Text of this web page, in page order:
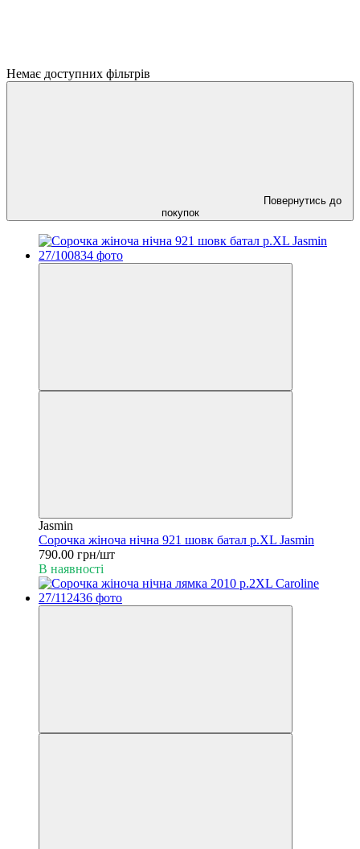
Немає доступних фільтрів
Повернутись до
покупок
Jasmin
Сорочка жіноча нічна 921 шовк батал р.XL Jasmin
790.00 грн/шт
В наявності